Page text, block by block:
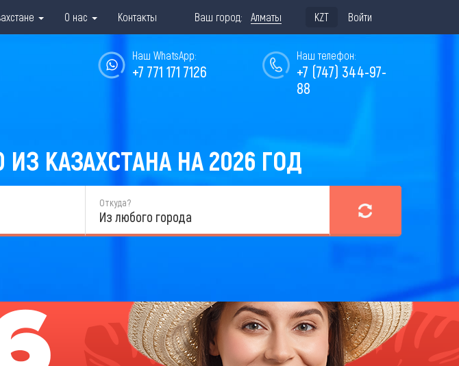
О нас Контакты Ваш город: Алматы KZT Войти
Наш телефон:
+7 (747) 344-97-
88
Наш WhatsApp:
+7 771 171 7126
КАЗАХСТАНА НА 2026 ГОД
Откуда?
Из любого города